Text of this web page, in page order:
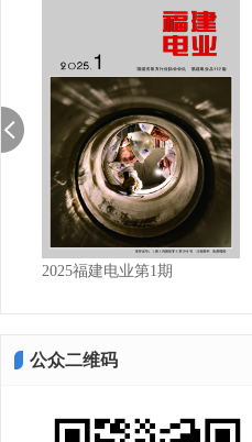
2025福建电业第1期
公众二维码